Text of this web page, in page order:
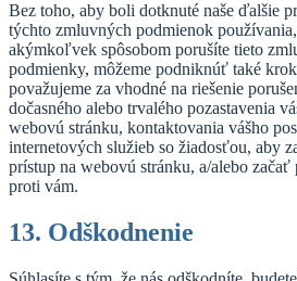
Bez toho, aby boli dotknuté naše ďalšie
týchto zmluvných podmienok
akýmkoľvek spôsobom porušíte tieto
podmienky, môžeme podniknúť také
považujeme za vhodné na riešenie
dočasného alebo trvalého pozastavenia
webovú stránku, kontaktovania vášho
internetových služieb so žiadosťou, aby
prístup na webovú stránku, a/alebo
proti vám.
13. Odškodnenie